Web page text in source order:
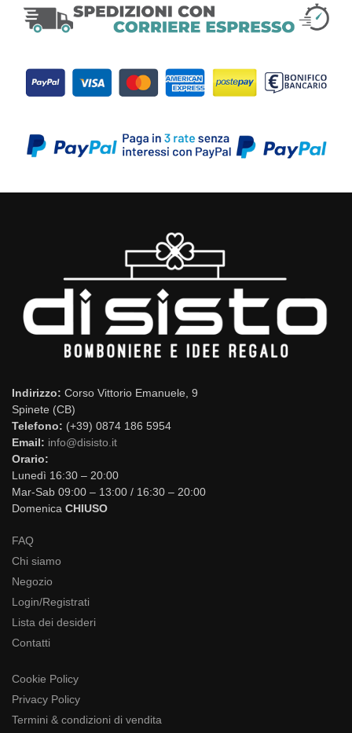
Indirizzo: Corso Vittorio Emanuele, 9
Spinete (CB)
Telefono: (+39) 0874 186 5954
Email: info@disisto.it
Orario:
Lunedì 16:30 – 20:00
Mar-Sab 09:00 – 13:00 / 16:30 – 20:00
Domenica CHIUSO
FAQ
Chi siamo
Negozio
Login/Registrati
Lista dei desideri
Contatti
Cookie Policy
Privacy Policy
Termini & condizioni di vendita